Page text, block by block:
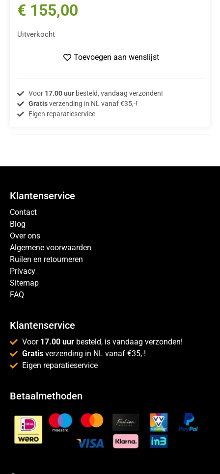
€ 155,00
Uitverkocht
Toevoegen aan wenslijst
Voor 17.00 uurbesteld, vandaag verzonden!
Gratisverzending in NL vanaf €35,-!
Eigen reparatieservice
Klantenservice
Contact
Blog
Over ons
Algemene voorwaarden
Ruilen en retourneren
Privacy
Sitemap
FAQ
Klantenservice
Voor 17.00 uur besteld, is vandaag verzonden!
Gratis verzending in NL vanaf €35,-!
Eigen reparatieservice
Betaalmethoden